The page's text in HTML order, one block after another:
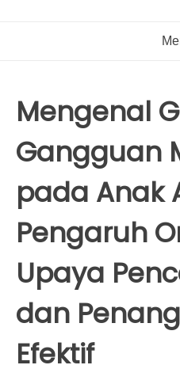
Mengenal
Gangguan
pada Anak
Pengaruh
Upaya
dan
Efektif